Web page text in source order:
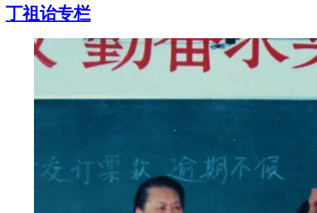
丁祖诒专栏